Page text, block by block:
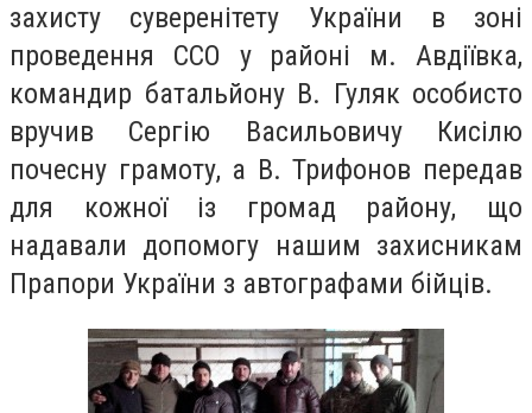
захисту суверенітету України в зоні
проведення ССО у районі м. Авдіївка,
командир батальйону В. Гуляк особисто
вручив Сергію Васильовичу Кисілю
почесну грамоту, а В. Трифонов передав
для кожної із громад району, що
надавали допомогу нашим захисникам
Прапори України з автографами бійців.